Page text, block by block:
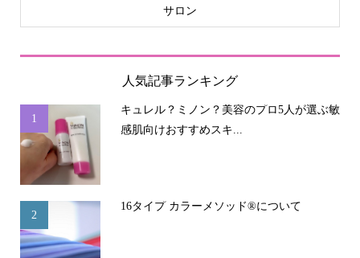
サロン
人気記事ランキング
1
キュレル？ミノン？美容のプロ5人が選ぶ敏
感肌向けおすすめスキ...
2
16タイプ カラーメソッド®について